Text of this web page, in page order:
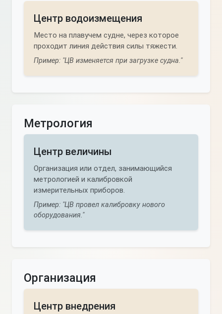
Центр водоизмещения
Место на плавучем судне, через которое
проходит линия действия силы тяжести.
Пример: "ЦВ изменяется при загрузке судна."
Метрология
Центр величины
Организация или отдел, занимающийся
метрологией и калибровкой
измерительных приборов.
Пример: "ЦВ провел калибровку нового
оборудования."
Организация
Центр внедрения